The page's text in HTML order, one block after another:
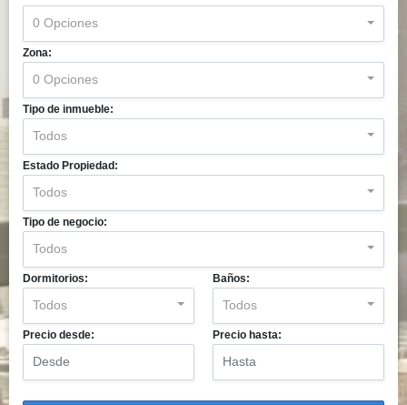
0 Opciones
Zona:
0 Opciones
Tipo de inmueble:
Todos
Estado Propiedad:
Todos
Tipo de negocio:
Todos
Dormitorios:
Todos
Baños:
Todos
Precio desde: Precio hasta: